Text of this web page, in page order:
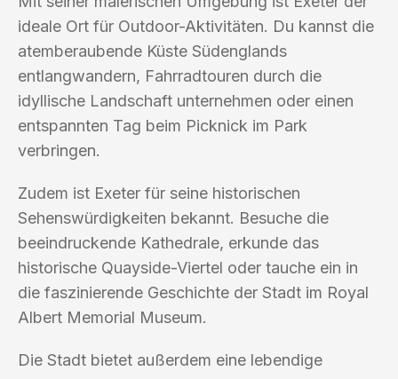
ideale Ort für Outdoor-Aktivitäten. Du kannst die
atemberaubende Küste Südenglands
entlangwandern, Fahrradtouren durch die
idyllische Landschaft unternehmen oder einen
entspannten Tag beim Picknick im Park
verbringen.
Zudem ist Exeter für seine historischen
Sehenswürdigkeiten bekannt. Besuche die
beeindruckende Kathedrale, erkunde das
historische Quayside-Viertel oder tauche ein in
die faszinierende Geschichte der Stadt im Royal
Albert Memorial Museum.
Die Stadt bietet außerdem eine lebendige